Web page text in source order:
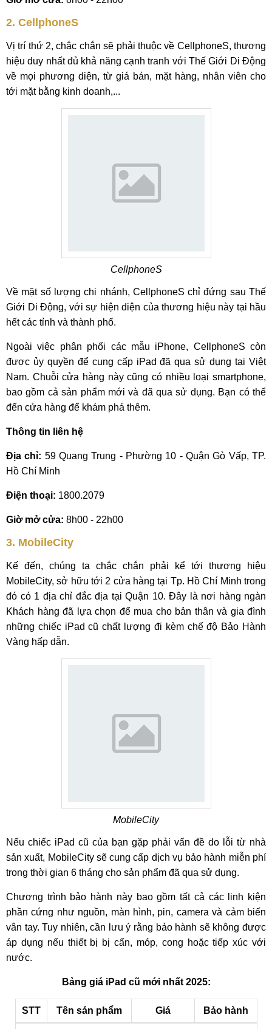
2. CellphoneS
Vị trí thứ 2, chắc chắn sẽ phải thuộc về CellphoneS, thương
hiệu duy nhất đủ khả năng cạnh tranh với Thế Giới Di Động
về mọi phương diện, từ giá bán, mặt hàng, nhân viên cho
tới mặt bằng kinh doanh,...
CellphoneS
Về mặt số lượng chi nhánh, CellphoneS chỉ đứng sau Thế
Giới Di Động, với sự hiện diện của thương hiệu này tại hầu
hết các tỉnh và thành phố.
Ngoài việc phân phối các mẫu iPhone, CellphoneS còn
được ủy quyền để cung cấp iPad đã qua sử dụng tại Việt
Nam. Chuỗi cửa hàng này cũng có nhiều loại smartphone,
bao gồm cả sản phẩm mới và đã qua sử dụng. Bạn có thể
đến cửa hàng để khám phá thêm.
Thông tin liên hệ
Địa chỉ: 59 Quang Trung - Phường 10 - Quận Gò Vấp, TP.
Hồ Chí Minh
Điện thoại: 1800.2079
Giờ mở cửa: 8h00 - 22h00
3. MobileCity
Kế đến, chúng ta chắc chắn phải kể tới thương hiệu
MobileCity, sở hữu tới 2 cửa hàng tại Tp. Hồ Chí Minh trong
đó có 1 địa chỉ đắc địa tại Quận 10. Đây là nơi hàng ngàn
Khách hàng đã lựa chọn để mua cho bản thân và gia đình
những chiếc iPad cũ chất lượng đi kèm chế độ Bảo Hành
Vàng hấp dẫn.
MobileCity
Nếu chiếc iPad cũ của bạn gặp phải vấn đề do lỗi từ nhà
sản xuất, MobileCity sẽ cung cấp dịch vụ bảo hành miễn phí
trong thời gian 6 tháng cho sản phẩm đã qua sử dụng.
Chương trình bảo hành này bao gồm tất cả các linh kiện
phần cứng như nguồn, màn hình, pin, camera và cảm biến
vân tay. Tuy nhiên, cần lưu ý rằng bảo hành sẽ không được
áp dụng nếu thiết bị bị cấn, móp, cong hoặc tiếp xúc với
nước.
Bảng giá iPad cũ mới nhất 2025:
STT Tên sản phẩm Giá Bảo hành